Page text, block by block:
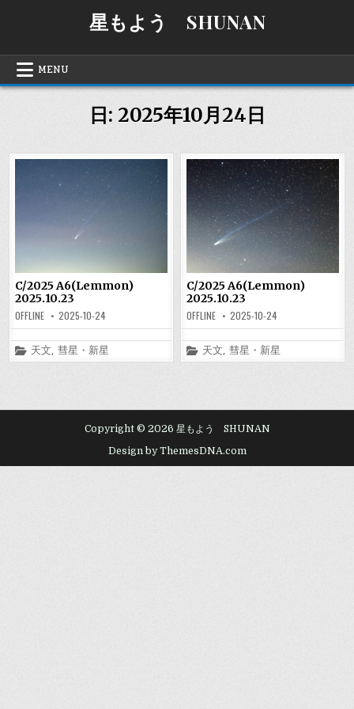
星もよう SHUNAN
MENU
日: 2025年10月24日
C/2025 A6(Lemmon)
2025.10.23
OFFLINE 2025-10-24
Posted
in
天文,彗星・新星
C/2025 A6(Lemmon)
2025.10.23
OFFLINE 2025-10-24
Posted
in
天文,彗星・新星
Copyright © 2026 星もよう SHUNAN
Design by ThemesDNA.com